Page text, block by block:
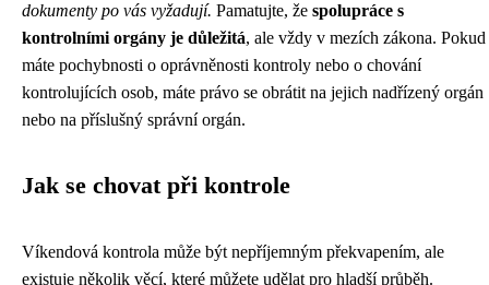
dokumenty po vás vyžadují. Pamatujte, že spolupráce s
kontrolními orgány je důležitá, ale vždy v mezích zákona. Pokud
máte pochybnosti o oprávněnosti kontroly nebo o chování
kontrolujících osob, máte právo se obrátit na jejich nadřízený orgán
nebo na příslušný správní orgán.
Jak se chovat při kontrole
Víkendová kontrola může být nepříjemným překvapením, ale
existuje několik věcí, které můžete udělat pro hladší průběh.